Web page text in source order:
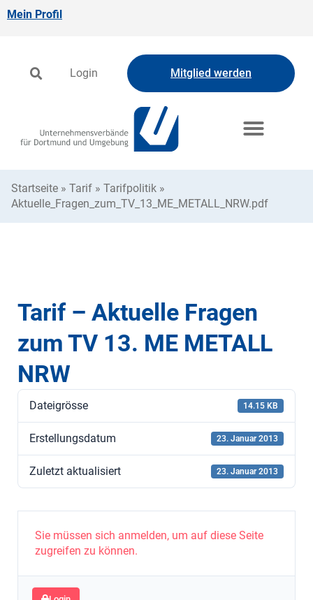
Mein Profil
Login Mitglied werden
Startseite » Tarif » Tarifpolitik »
Aktuelle_Fragen_zum_TV_13_ME_METALL_NRW.pdf
Tarif – Aktuelle Fragen
zum TV 13. ME METALL
NRW
Dateigrösse 14.15 KB
Erstellungsdatum 23. Januar 2013
Zuletzt aktualisiert 23. Januar 2013
Sie müssen sich anmelden, um auf diese Seite
zugreifen zu können.